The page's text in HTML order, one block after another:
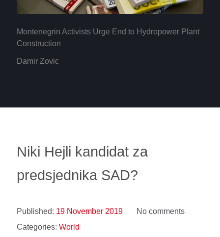
Montenegrin Activists Urge End to Hydropower Plant
Construction
Damir Zovic
Niki Hejli kandidat za
predsjednika SAD?
Published: 19 November 2019
No comments
Categories: World